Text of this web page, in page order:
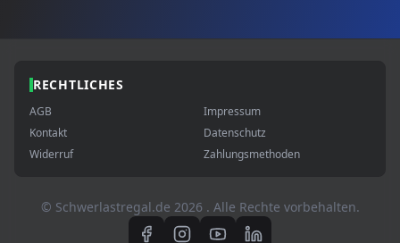
RECHTLICHES
AGB
Impressum
Kontakt
Datenschutz
Widerruf
Zahlungsmethoden
© Schwerlastregal.de 2026 . Alle Rechte vorbehalten.